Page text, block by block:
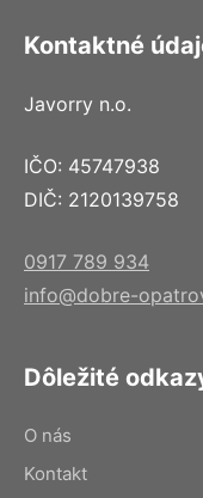
Kontaktné
Javorry n.o.
IČO: 45747938
DIČ: 2120139758
0917 789 934
info@dobre-
Dôležité
O nás
Kontakt